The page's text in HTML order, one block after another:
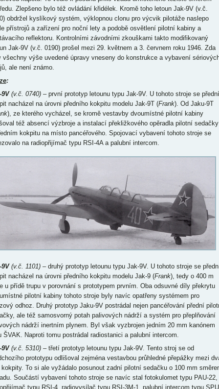
Zlepšeno bylo též ovládání křidélek. Kromě toho letoun Jak-9V (v.č.
obdržel kyslíkový systém, výklopnou clonu pro výcvik pilotáže naslepo
přístrojů a zařízení pro noční lety a podobě osvětlení pilotní kabiny a
reflektoru. Kontrolními závodními zkouškami takto modifikovaný
Jak-9V (v.č. 0190) prošel mezi 29. květnem a 3. červnem roku 1946. Zda
všechny výše uvedené úpravy vneseny do konstrukce a vybavení
ale není známo.
:
9V (v.č. 0740)– první prototyp letounu typu Jak-9V. U tohoto stroje se přední
nacházel na úrovni předního kokpitu modelu Jak-9T (Frank). Od Jaku-9T
), ze kterého vycházel, se kromě vestavby dvoumístné pilotní kabiny
též absencí výzbroje a instalací překližkového opěradla pilotní sedačky
kokpitu na místo pancéřového. Spojovací vybavení tohoto stroje se
na radiopřijímač typu RSI-4A a palubní intercom.
9V(v.č. 1101)– druhý prototyp letounu typu Jak-9V. U tohoto stroje se
nacházel na úrovni předního kokpitu modelu Jak-9 (Frank), tedy o 400 m
u přídě trupu v porovnání s prototypem prvním. Oba odsuvné díly překrytu
pilotní kabiny tohoto stroje byly navíc opatřeny systémem pro
odhoz. Druhý prototyp Jaku-9V postrádal nejen pancéřování přední
ale též samosvorný potah palivových nádrží a systém pro přeplňování
nádrží inertním plynem. Byl však vyzbrojen jedním 20 mm kanónem
ŠVAK. Naproti tomu postrádal radiostanici a palubní intercom.
9V(v.č. 5310)– třetí prototyp letounu typu Jak-9V. Tento stroj se od
prototypu odlišoval zejména vestavbou průhledné přepážky mezi
kokpity. To si ale vyžádalo posunout zadní pilotní sedačku o 100 mm
Součástí vybavení tohoto stroje se navíc stal fotokulomet typu PAU-22,
typu RSI-4, radiovysílač typu RSI-3M-1, palubní intercom typu